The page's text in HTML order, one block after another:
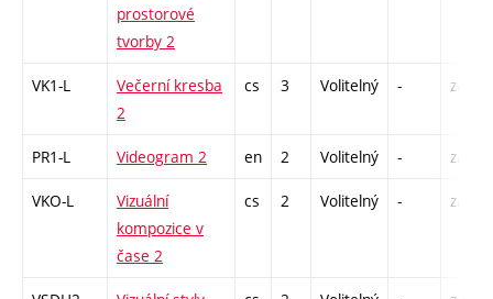
prostorové
tvorby 2
VK1-L
Večerní kresba
2
cs 3 Volitelný - zá,zk
PR1-L Videogram 2 en 2 Volitelný - zá
VKO-L
Vizuální
kompozice v
čase 2
cs 2 Volitelný - zá